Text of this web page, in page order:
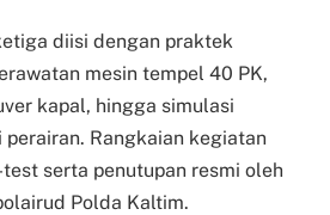
diisi dengan praktek
mesin tempel 40 PK,
kapal, hingga simulasi
Rangkaian kegiatan
serta penutupan resmi oleh
Polda Kaltim.